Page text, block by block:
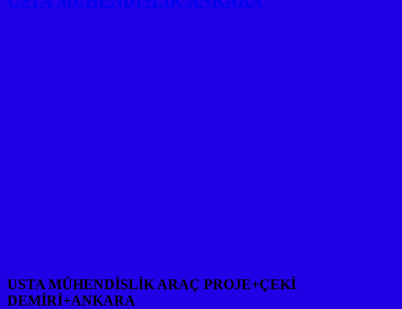
USTA MÜHENDİSLİK ARAÇ PROJE+ÇEKİ
DEMİRİ+ANKARA